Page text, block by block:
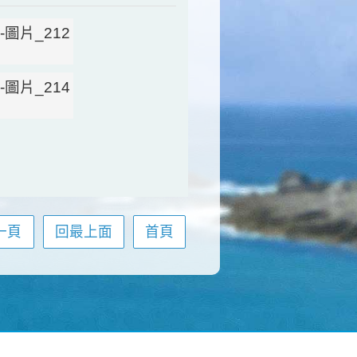
頁 回最上面 首頁